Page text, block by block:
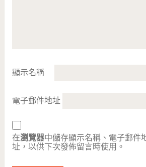
顯示名稱
電子郵件地址
在瀏覽器中儲存顯示名稱、電子郵件
址，以供下次發佈留言時使用。